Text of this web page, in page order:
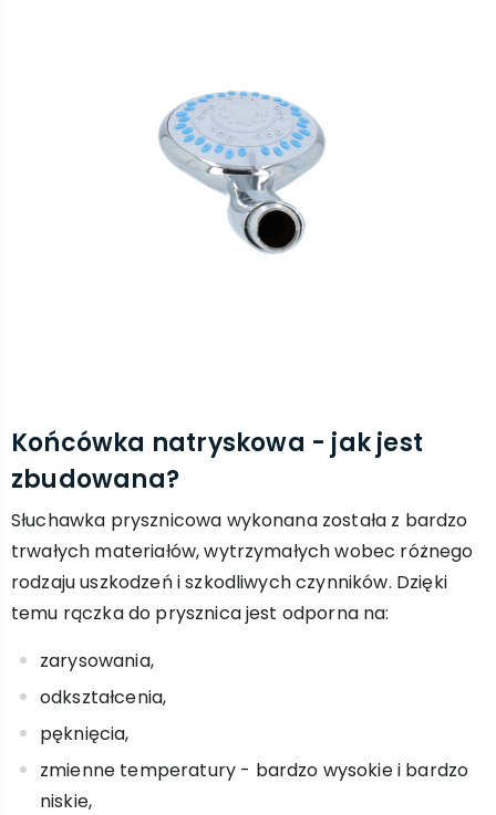
Końcówka natryskowa - jak jest
zbudowana?
Słuchawka prysznicowa wykonana została z bardzo
trwałych materiałów, wytrzymałych wobec różnego
rodzaju uszkodzeń i szkodliwych czynników. Dzięki
temu rączka do prysznica jest odporna na:
zarysowania,
odkształcenia,
pęknięcia,
zmienne temperatury - bardzo wysokie i bardzo
niskie,